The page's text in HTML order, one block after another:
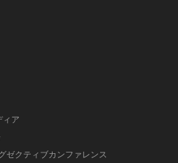
ィア
ゼクティブカンファレンス